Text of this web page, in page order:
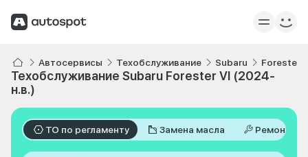
Автосервисы Техобслуживание Subaru Forester
Техобслуживание Subaru Forester VI (2024-
н.в.)
ТО по регламенту Замена масла Ремонт